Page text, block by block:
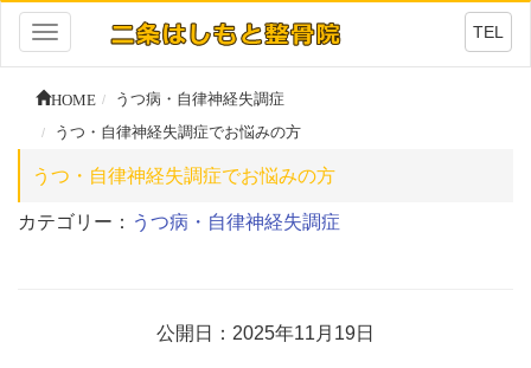
Toggle
navigation
TEL
HOME
うつ病・自律神経失調症
うつ・自律神経失調症でお悩みの方
うつ・自律神経失調症でお悩みの方
カテゴリー： うつ病・自律神経失調症
公開日：2025年11月19日